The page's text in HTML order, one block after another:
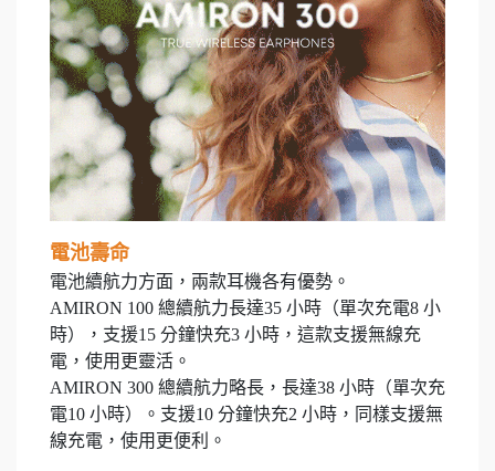
電池壽命
電池續航力方面，兩款耳機各有優勢。
AMIRON 100 總續航力長達35 小時（單次充電8 小
時），支援15 分鐘快充3 小時，這款支援無線充
電，使用更靈活。
AMIRON 300 總續航力略長，長達38 小時（單次充
電10 小時）。支援10 分鐘快充2 小時，同樣支援無
線充電，使用更便利。